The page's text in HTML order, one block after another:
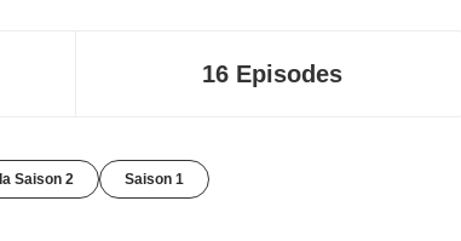
16 Episodes
Saison 2 Saison 1